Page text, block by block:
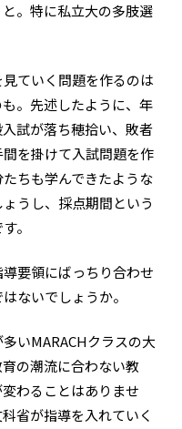
。特に私立大の多肢選
ていく問題を作るのは
。先述したように、年
試が落ち穂拾い、敗者
を掛けて入試問題を作
ちも学んできたような
うし、採点期間という
。
要領にばっちり合わせ
ないでしょうか。
いMARACHクラスの大
の潮流に合わない教
わることはありませ
省が指導を入れていく